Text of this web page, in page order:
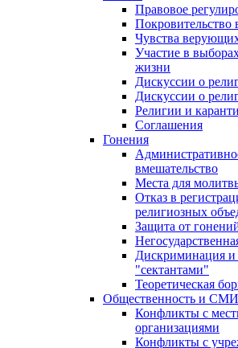
Правовое
Покровительство
Чувства
Участие в
жизни
Дискуссии о
Дискуссии о
Религии и
Соглашения
Гонения
вмешательство
Места для
Отказ в
религиозных
Защита от
Дискриминация и
"сектантами"
Теоретическая
Общественность и СМИ
Конфликты с
организациями
Конфликты с